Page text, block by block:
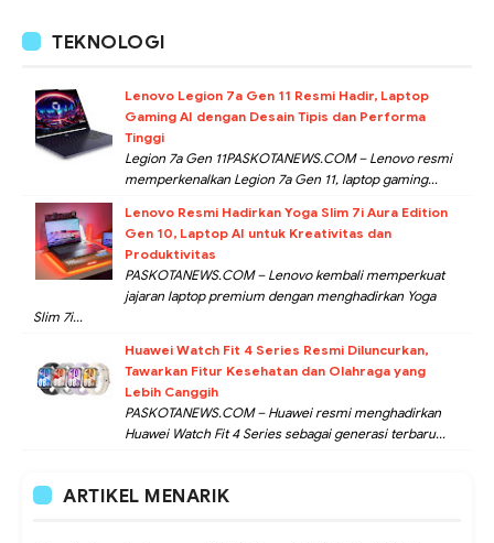
TEKNOLOGI
Lenovo Legion 7a Gen 11 Resmi Hadir, Laptop
Gaming AI dengan Desain Tipis dan Performa
Tinggi
Legion 7a Gen 11PASKOTANEWS.COM – Lenovo resmi
memperkenalkan Legion 7a Gen 11, laptop gaming...
Lenovo Resmi Hadirkan Yoga Slim 7i Aura Edition
Gen 10, Laptop AI untuk Kreativitas dan
Produktivitas
PASKOTANEWS.COM – Lenovo kembali memperkuat
jajaran laptop premium dengan menghadirkan Yoga
Slim 7i...
Huawei Watch Fit 4 Series Resmi Diluncurkan,
Tawarkan Fitur Kesehatan dan Olahraga yang
Lebih Canggih
PASKOTANEWS.COM – Huawei resmi menghadirkan
Huawei Watch Fit 4 Series sebagai generasi terbaru...
ARTIKEL MENARIK